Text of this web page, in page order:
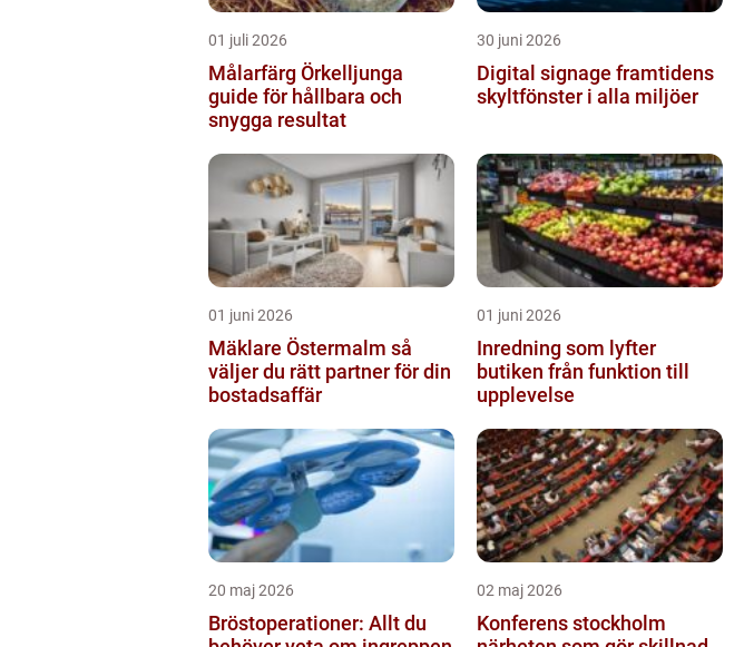
01 juli 2026
Målarfärg Örkelljunga
guide för hållbara och
snygga resultat
30 juni 2026
Digital signage framtidens
skyltfönster i alla miljöer
01 juni 2026
Mäklare Östermalm så
väljer du rätt partner för din
bostadsaffär
01 juni 2026
Inredning som lyfter
butiken från funktion till
upplevelse
20 maj 2026
Bröstoperationer: Allt du
02 maj 2026
Konferens stockholm